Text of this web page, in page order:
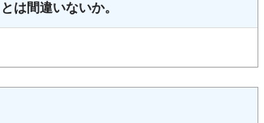
は間違いないか。